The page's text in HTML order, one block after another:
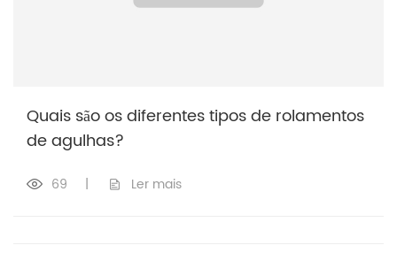
Quais são os diferentes tipos de rolamentos
de agulhas?
69 | Ler mais